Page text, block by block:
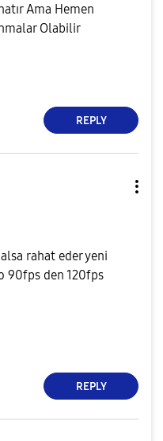
Ama Hemen
Olabilir
REPLY
rahat eder yeni
90fps den 120fps
REPLY